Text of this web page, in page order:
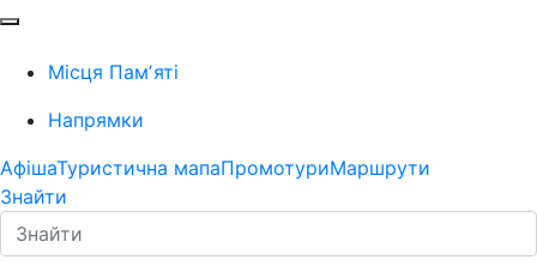
Місця Памʼяті
Напрямки
АфішаТуристична мапаПромотуриМаршрути
Знайти